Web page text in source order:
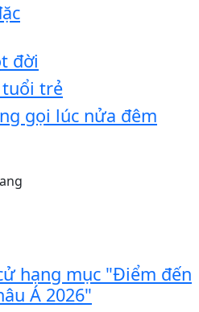
đời
tuổi trẻ
gọi lúc nửa đêm
hạng mục "Điểm đến
Á 2026"